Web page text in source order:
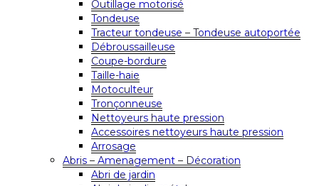
Outillage motorisé
Tondeuse
Tracteur tondeuse – Tondeuse autoportée
Débroussailleuse
Coupe-bordure
Taille-haie
Motoculteur
Tronçonneuse
Nettoyeurs haute pression
Accessoires nettoyeurs haute pression
Arrosage
Abris – Amenagement – Décoration
Abri de jardin